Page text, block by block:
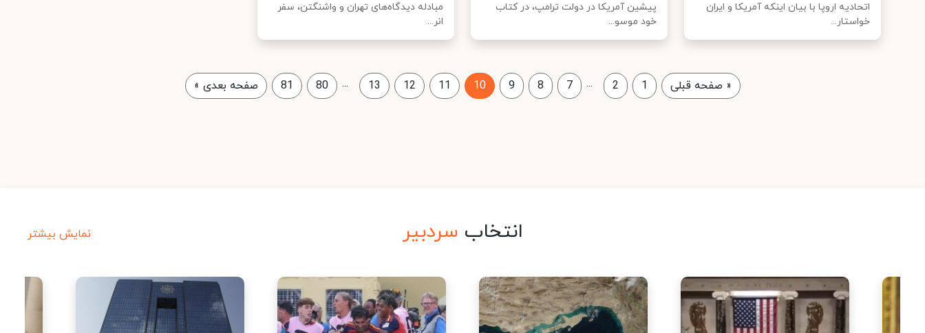
اتحادیه اروپا با بیان اینکه آمریکا و ایران
خواستار...
پیشین آمریکا در دولت ترامپ، در کتاب
خود موسو...
مبادله دیدگاه‌های تهران و واشنگتن، سفر
انر...
« صفحه قبلی 1
2
...
7
8
9
10
11
12
13
...
80
81 صفحه بعدی »
انتخاب سردبیر نمایش بیشتر